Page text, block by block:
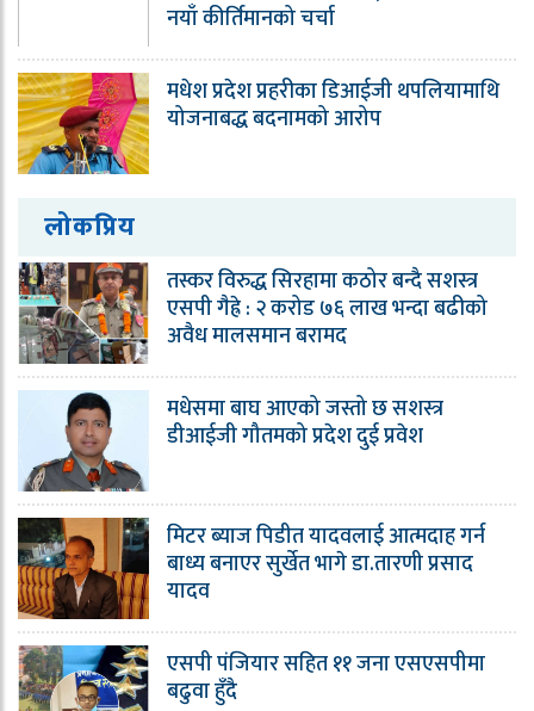
नयाँ कीर्तिमानको चर्चा
मधेश प्रदेश प्रहरीका डिआईजी थपलियामाथि
योजनाबद्ध बदनामको आरोप
लोकप्रिय
तस्कर विरुद्ध सिरहामा कठोर बन्दै सशस्त्र
एसपी गैह्रे : २ करोड ७६ लाख भन्दा बढीको
अवैध मालसमान बरामद
मधेसमा बाघ आएको जस्तो छ सशस्त्र
डीआईजी गौतमको प्रदेश दुई प्रवेश
मिटर ब्याज पिडीत यादवलाई आत्मदाह गर्न
बाध्य बनाएर सुर्खेत भागे डा.तारणी प्रसाद
यादव
एसपी पंजियार सहित ११ जना एसएसपीमा
बढुवा हुँदै